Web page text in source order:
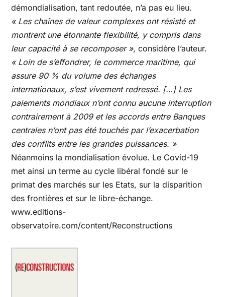
démondialisation, tant redoutée, n’a pas eu lieu.
« Les chaînes de valeur complexes ont résisté et
montrent une étonnante flexibilité, y compris dans
leur capacité à se recomposer », considère l’auteur.
« Loin de s’effondrer, le commerce maritime, qui
assure 90 % du volume des échanges
internationaux, s’est vivement redressé. […] Les
paiements mondiaux n’ont connu aucune interruption
contrairement à 2009 et les accords entre Banques
centrales n’ont pas été touchés par l’exacerbation
des conflits entre les grandes puissances. »
Néanmoins la mondialisation évolue. Le Covid-19
met ainsi un terme au cycle libéral fondé sur le
primat des marchés sur les Etats, sur la disparition
des frontières et sur le libre-échange.
www.editions-
observatoire.com/content/Reconstructions